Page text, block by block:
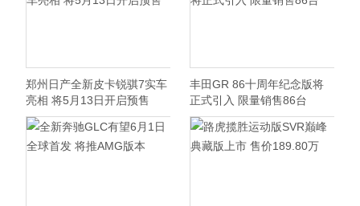
郑州日产全新皮卡锐骐7实车
亮相 将5月13日开启预售
丰田GR 86十周年纪念版将
正式引入 限量销售86台